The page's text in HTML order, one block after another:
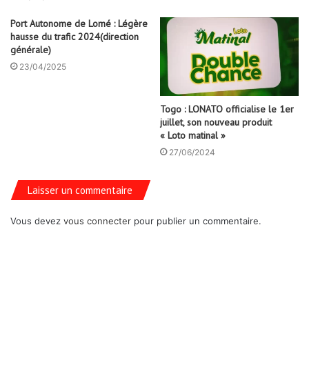
Port Autonome de Lomé : Légère
hausse du trafic 2024(direction
générale)
23/04/2025
Togo : LONATO officialise le 1er
juillet, son nouveau produit
« Loto matinal »
27/06/2024
Laisser un commentaire
Vous devez vous connecter pour publier un commentaire.